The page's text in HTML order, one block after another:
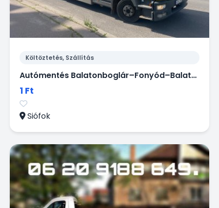
Költöztetés, Szállítás
Autómentés Balatonboglár–Fonyód–Balatonfenyves – 0–24 gyors segítség!
1 Ft
Siófok